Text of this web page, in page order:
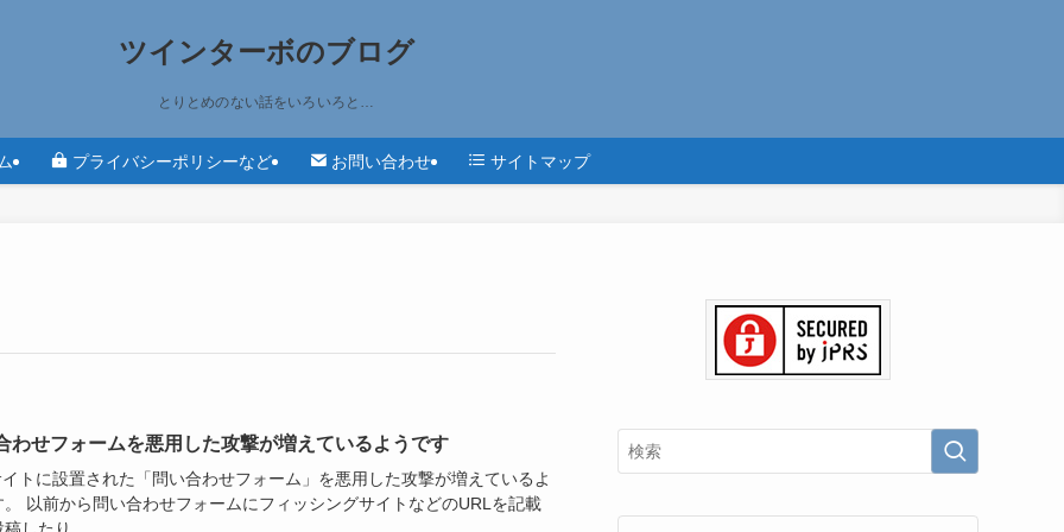
ツインターボのブログ
とりとめのない話をいろいろと…
プライバシーポリシーなど お問い合わせ サイトマップ
わせフォームを悪用した攻撃が増えているようです
トに設置された「問い合わせフォーム」を悪用した攻撃が増えているよ
。 以前から問い合わせフォームにフィッシングサイトなどのURLを記載